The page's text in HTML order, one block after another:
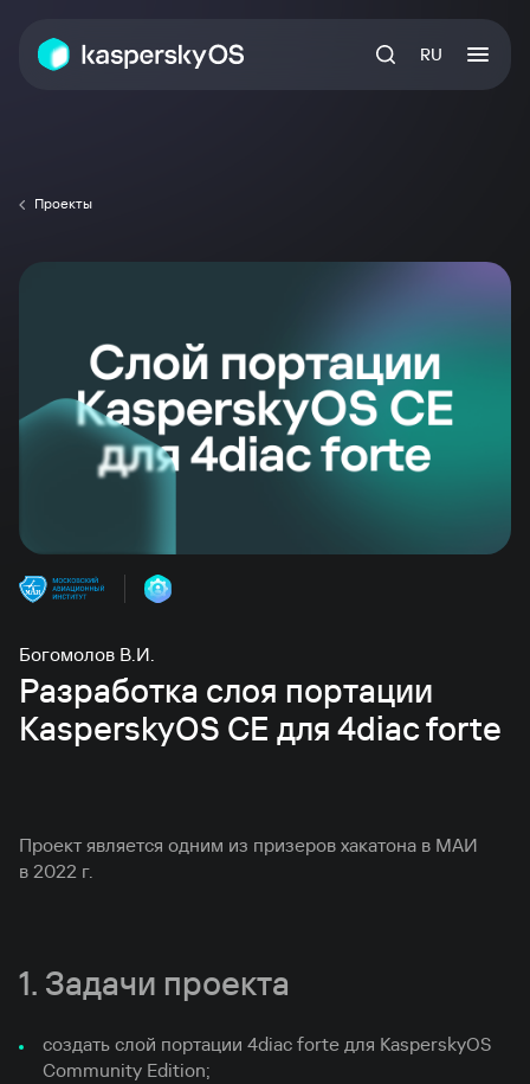
RU
Проекты
Богомолов В.И.
Разработка слоя портации
KasperskyOS CE для 4diac forte
Проект является одним из призеров хакатона в МАИ
в 2022 г.
1. Задачи проекта
создать слой портации 4diac forte для KasperskyOS
Community Edition;